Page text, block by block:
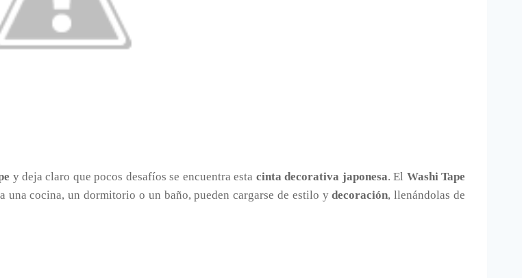
y deja claro que pocos desafíos se encuentra esta cinta decorativa japonesa. El Washi Tape
una cocina, un dormitorio o un baño, pueden cargarse de estilo ydecoración, llenándolas de